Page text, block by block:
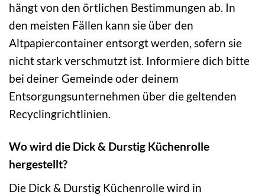
hängt von den örtlichen Bestimmungen ab. In
den meisten Fällen kann sie über den
Altpapiercontainer entsorgt werden, sofern sie
nicht stark verschmutzt ist. Informiere dich bitte
bei deiner Gemeinde oder deinem
Entsorgungsunternehmen über die geltenden
Recyclingrichtlinien.
Wo wird die Dick & Durstig Küchenrolle
hergestellt?
Die Dick & Durstig Küchenrolle wird in